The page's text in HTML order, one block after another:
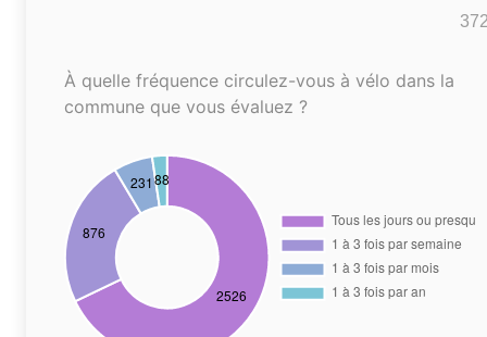
À quelle fréquence circulez-vous à vélo dans la
commune que vous évaluez ?